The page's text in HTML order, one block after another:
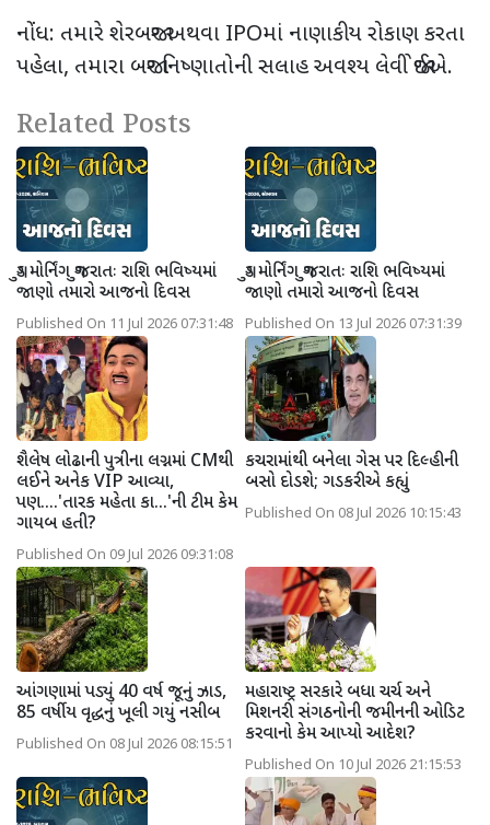
નોંધ: તમારે શેરબજાર અથવા IPOમાં નાણાકીય રોકાણ કરતા
પહેલા, તમારા બજાર નિષ્ણાતોની સલાહ અવશ્ય લેવી જોઈએ.
Related Posts
ગુડ મોર્નિંગ ગુજરાતઃ રાશિ ભવિષ્યમાં
જાણો તમારો આજનો દિવસ
Published On 11 Jul 2026 07:31:48
ગુડ મોર્નિંગ ગુજરાતઃ રાશિ ભવિષ્યમાં
જાણો તમારો આજનો દિવસ
Published On 13 Jul 2026 07:31:39
શૈલેષ લોઢાની પુત્રીના લગ્નમાં CMથી
લઈને અનેક VIP આવ્યા,
પણ....'તારક મહેતા કા...'ની ટીમ કેમ
ગાયબ હતી?
Published On 09 Jul 2026 09:31:08
કચરામાંથી બનેલા ગેસ પર દિલ્હીની
બસો દોડશે; ગડકરીએ કહ્યું
Published On 08 Jul 2026 10:15:43
આંગણામાં પડ્યું 40 વર્ષ જૂનું ઝાડ,
85 વર્ષીય વૃદ્ધનું ખૂલી ગયું નસીબ
Published On 08 Jul 2026 08:15:51
મહારાષ્ટ્ર સરકારે બધા ચર્ચ અને
મિશનરી સંગઠનોની જમીનની ઓડિટ
કરવાનો કેમ આપ્યો આદેશ?
Published On 10 Jul 2026 21:15:53